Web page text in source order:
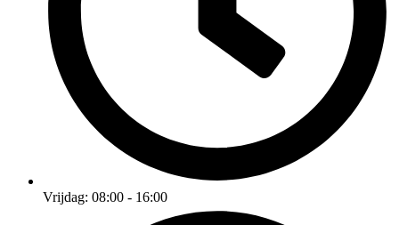
Vrijdag: 08:00 - 16:00